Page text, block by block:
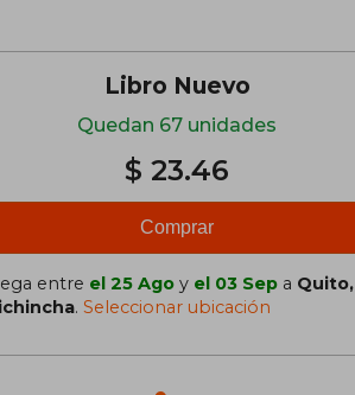
Libro Nuevo
Quedan 67 unidades
$ 23.46
Comprar
entre el 25 Ago y el 03 Sep a Quito,
. Seleccionar ubicación